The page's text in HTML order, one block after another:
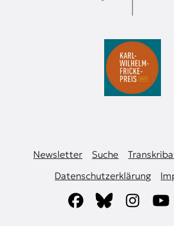
Newsletter Suche
Datenschutzerklärung